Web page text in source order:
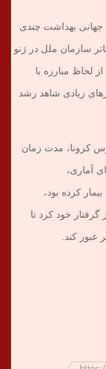
جهانی بهداشت چندی
سازمان ملل در ژنو
لحاظ مبارزه با
قرار دارد و کشورهای زیادی شاهد رشد
کرونا، مدت زمان
آماری،
را در جهان بیمار کرده بود،
گرفتار خود کرد تا